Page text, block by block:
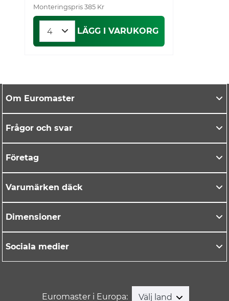
Monteringspris 385 Kr
LÄGG I VARUKORG
Om Euromaster
Frågor och svar
Företag
Varumärken däck
Dimensioner
Sociala medier
Euromaster i Europa: Välj land